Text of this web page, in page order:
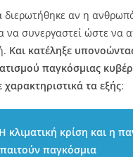
διερωτήθηκε αν η
να συνεργαστεί ώστε να
Και κατέληξε
παγκόσμιας
τα εξής:
κλιματική κρίση και η
παγκόσμια